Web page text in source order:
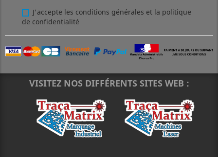
J'accepte les conditions générales et la politique
de confidentialité
VISITEZ NOS DIFFÉRENTS SITES WEB :